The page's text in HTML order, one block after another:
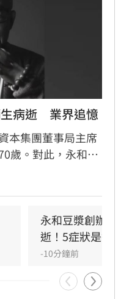
病逝　業界追憶
本集團董事局主席
歲。對此，永和資
，林炳生昨（7）
永和豆漿創辦
逝！5症狀是警
-10分鐘前